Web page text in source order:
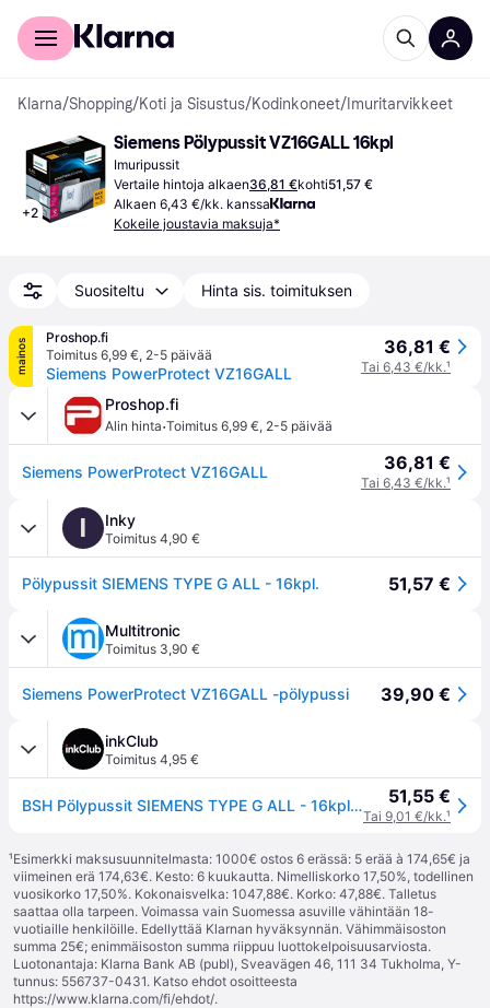
Kuluttajille
Klarna/Shopping/Koti ja Sisustus/Kodinkoneet/ Imuritarvikkeet
+2
Siemens Pölypussit VZ16GALL 16kpl
Imuripussit
Vertaile hintoja alkaen36,81 €kohti51,57 €
Alkaen 6,43 €/kk. kanssa
Kokeile joustavia maksuja*
Suositeltu Hinta sis. toimituksen
mainos
Proshop.fi
Toimitus 6,99 €, 2-5 päivää
Siemens PowerProtect VZ16GALL
36,81 €
Tai 6,43 €/kk.¹
Proshop.fi
Alin hinta·Toimitus 6,99 €, 2-5 päivää
Siemens PowerProtect VZ16GALL 36,81 €
Tai 6,43 €/kk.¹
I Inky
Toimitus 4,90 €
Pölypussit SIEMENS TYPE G ALL - 16kpl. 51,57 €
Multitronic
Toimitus 3,90 €
Siemens PowerProtect VZ16GALL -pölypussi 39,90 €
inkClub
Toimitus 4,95 €
BSH Pölypussit SIEMENS TYPE G ALL - 16kpl. VZ16GALL Vastaa: N/A 51,55 €
Tai 9,01 €/kk.¹
¹Esimerkki maksusuunnitelmasta: 1000€ ostos 6 erässä: 5 erää à 174,65€ ja
viimeinen erä 174,63€. Kesto: 6 kuukautta. Nimelliskorko 17,50%, todellinen
vuosikorko 17,50%. Kokonaisvelka: 1047,88€. Korko: 47,88€. Talletus
saattaa olla tarpeen. Voimassa vain Suomessa asuville vähintään 18-
vuotiaille henkilöille. Edellyttää Klarnan hyväksynnän. Vähimmäisoston
summa 25€; enimmäisoston summa riippuu luottokelpoisuusarviosta.
Luotonantaja: Klarna Bank AB (publ), Sveavägen 46, 111 34 Tukholma, Y-
tunnus: 556737-0431. Katso ehdot osoitteesta
https://www.klarna.com/fi/ehdot/.